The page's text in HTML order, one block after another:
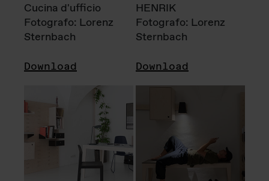
Cucina d'ufficio
Fotografo: Lorenz
Sternbach
Download
HENRIK
Fotografo: Lorenz
Sternbach
Download